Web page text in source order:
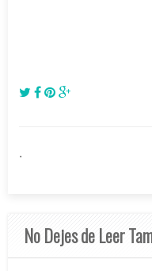
.
No Dejes de Leer